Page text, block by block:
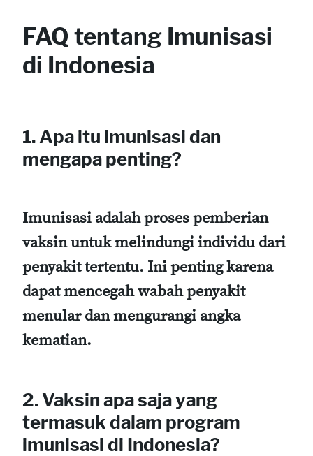
FAQ tentang Imunisasi
di Indonesia
1. Apa itu imunisasi dan
mengapa penting?
Imunisasi adalah proses pemberian
vaksin untuk melindungi individu dari
penyakit tertentu. Ini penting karena
dapat mencegah wabah penyakit
menular dan mengurangi angka
kematian.
2. Vaksin apa saja yang
termasuk dalam program
imunisasi di Indonesia?